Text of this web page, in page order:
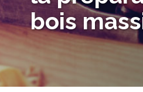
AU SERVICE ALIMENTAIRE
D’AIDE DANS UN SERVICE DE
PERFECTIONNEMENTS DES
SERVICES AUX ENTREPRISES
TEST D’EXPLORATION
bois